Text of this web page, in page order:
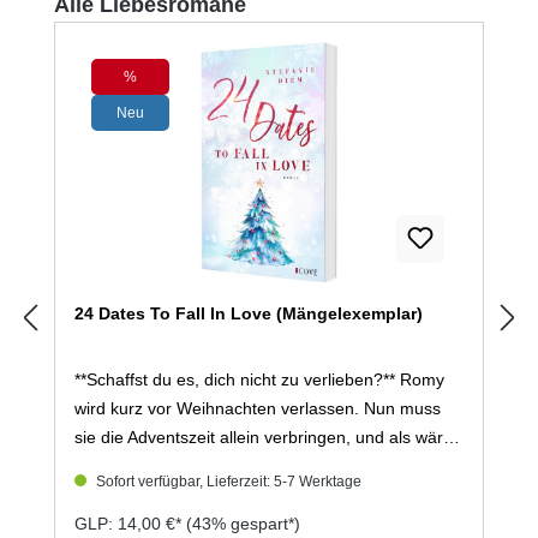
Rabatt
%
Neu
24 Dates To Fall In Love (Mängelexemplar)
**Schaffst du es, dich nicht zu verlieben?** Romy
wird kurz vor Weihnachten verlassen. Nun muss
sie die Adventszeit allein verbringen, und als wäre
Dating-Ideen ausgerechnet bei Oliver, ihrem
arroganten neuen Kollegen. Widerwillig lässt sie
Sofort verfügbar, Lieferzeit: 5-7 Werktage
GLP: 14,00 €* (43% gespart*)